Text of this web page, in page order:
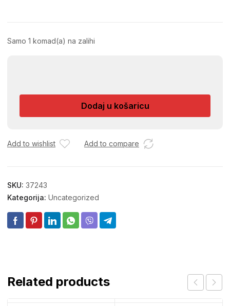
Samo 1 komad(a) na zalihi
PREKIDAC
ZVONO
ZID
Dodaj u košaricu
Add to wishlist Add to compare
SKU: 37243
Kategorija: Uncategorized
Related products